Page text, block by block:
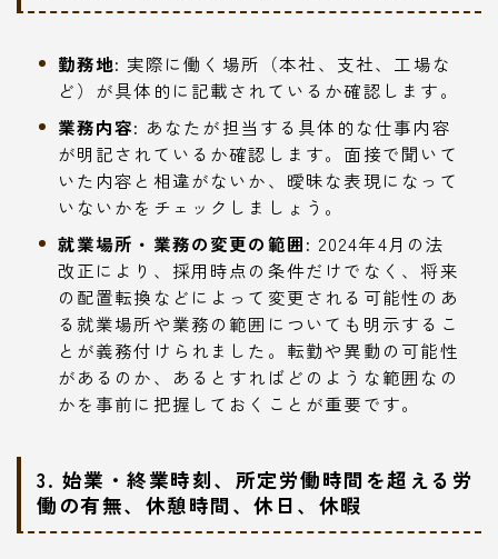
勤務地: 実際に働く場所（本社、支社、工場な
ど）が具体的に記載されているか確認します。
業務内容: あなたが担当する具体的な仕事内容
が明記されているか確認します。面接で聞いて
いた内容と相違がないか、曖昧な表現になって
いないかをチェックしましょう。
就業場所・業務の変更の範囲: 2024年4月の法
改正により、採用時点の条件だけでなく、将来
の配置転換などによって変更される可能性のあ
る就業場所や業務の範囲についても明示するこ
とが義務付けられました。転勤や異動の可能性
があるのか、あるとすればどのような範囲なの
かを事前に把握しておくことが重要です。
3. 始業・終業時刻、所定労働時間を超える労
働の有無、休憩時間、休日、休暇